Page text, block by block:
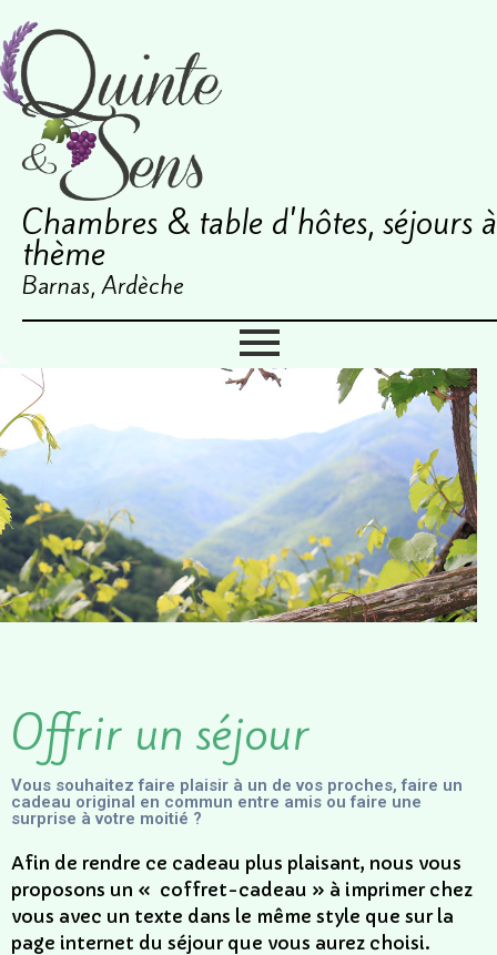
Chambres & table d'hôtes, séjours à
thème
Barnas, Ardèche
Offrir un séjour
Vous souhaitez faire plaisir à un de vos proches, faire un
cadeau original en commun entre amis ou faire une
surprise à votre moitié ?
Afin de rendre ce cadeau plus plaisant, nous vous
proposons un « coffret-cadeau » à imprimer chez
vous avec un texte dans le même style que sur la
page internet du séjour que vous aurez choisi.